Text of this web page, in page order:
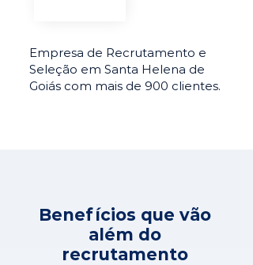
Empresa de Recrutamento e
Seleção em Santa Helena de
Goiás com mais de 900 clientes.
Benefícios que vão
além do
recrutamento